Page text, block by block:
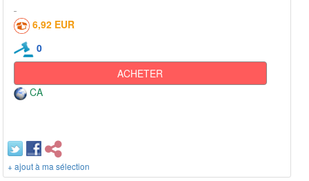
6,92 EUR
0
ACHETER
CA
+ ajout à ma sélection